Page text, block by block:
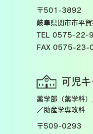
〒501-3892
岐阜県関市市平
TEL 0575-22-
FAX 0575-23-
可児キ
薬学部（薬学科
／助産学専攻科
〒509-0293